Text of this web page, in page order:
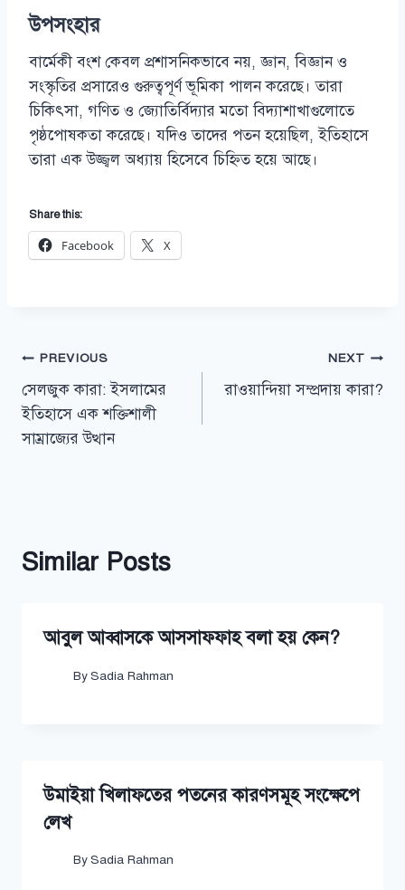
উপসংহার
বার্মেকী বংশ কেবল প্রশাসনিকভাবে নয়, জ্ঞান, বিজ্ঞান ও
সংস্কৃতির প্রসারেও গুরুত্বপূর্ণ ভূমিকা পালন করেছে। তারা
চিকিৎসা, গণিত ও জ্যোতির্বিদ্যার মতো বিদ্যাশাখাগুলোতে
পৃষ্ঠপোষকতা করেছে। যদিও তাদের পতন হয়েছিল, ইতিহাসে
তারা এক উজ্জ্বল অধ্যায় হিসেবে চিহ্নিত হয়ে আছে।
Share this:
Facebook X
Post
navigation
PREVIOUS
সেলজুক কারা: ইসলামের
ইতিহাসে এক শক্তিশালী
সাম্রাজ্যের উত্থান
NEXT
রাওয়ান্দিয়া সম্প্রদায় কারা?
Similar Posts
আবুল আব্বাসকে আসসাফফাহ বলা হয় কেন?
BySadia Rahman
উমাইয়া খিলাফতের পতনের কারণসমূহ সংক্ষেপে
লেখ
BySadia Rahman